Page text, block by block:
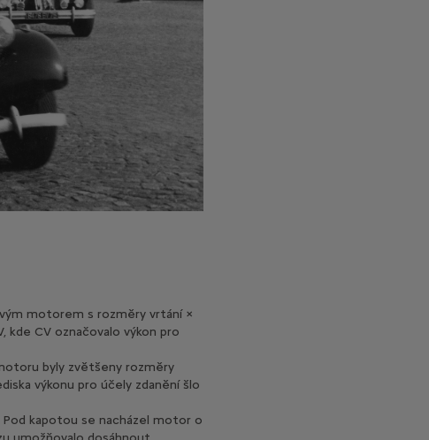
motorem s rozměry vrtání ×
kde CV označovalo výkon pro
byly zvětšeny rozměry
výkonu pro účely zdanění šlo
Pod kapotou se nacházel motor o